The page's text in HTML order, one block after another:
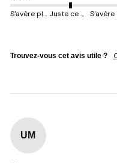
S'avère plus petit Juste ce qu'il faut
Trouvez-vous cet avis utile ?
UM